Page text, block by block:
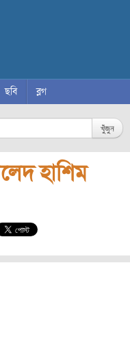
ছবি ব্লগ
খুঁজুন
হাশিম